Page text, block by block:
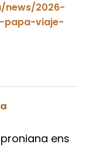
news/2026-
papa-viaje-
ens